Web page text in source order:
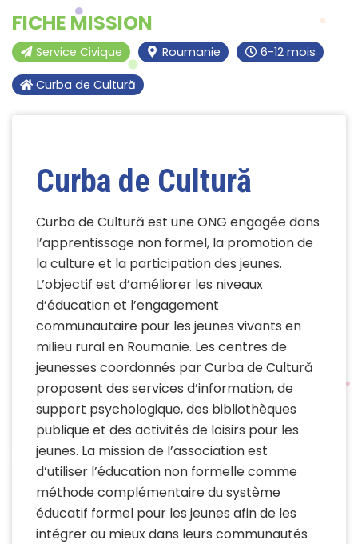
FICHE MISSION
Service Civique Roumanie 6-12 mois
Curba de Cultură
Curba de Cultură
Curba de Cultură est une ONG engagée dans
l’apprentissage non formel, la promotion de
la culture et la participation des jeunes.
L’objectif est d’améliorer les niveaux
d’éducation et l’engagement
communautaire pour les jeunes vivants en
milieu rural en Roumanie. Les centres de
jeunesses coordonnés par Curba de Cultură
proposent des services d’information, de
support psychologique, des bibliothèques
publique et des activités de loisirs pour les
jeunes. La mission de l’association est
d’utiliser l’éducation non formelle comme
méthode complémentaire du système
éducatif formel pour les jeunes afin de les
intégrer au mieux dans leurs communautés